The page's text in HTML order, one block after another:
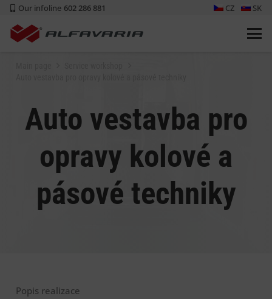
Our infoline 602 286 881 CZ SK
Auto vestavba pro
opravy kolové a
pásové techniky
Popis realizace